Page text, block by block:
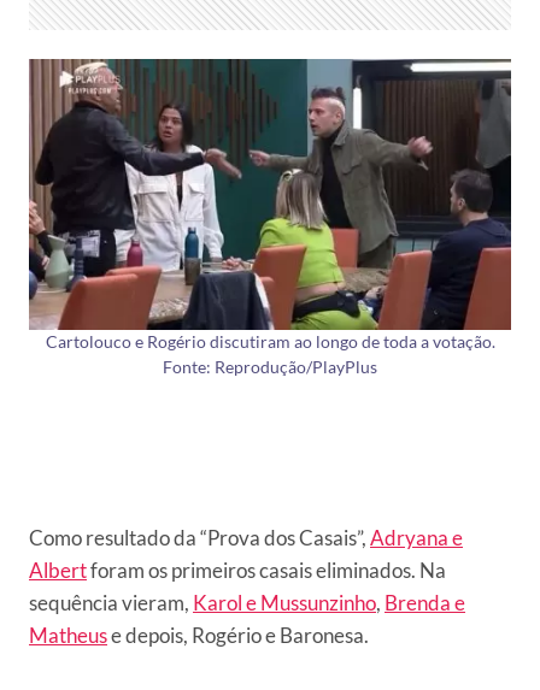
Cartolouco e Rogério discutiram ao longo de toda a votação.
Fonte: Reprodução/PlayPlus
Como resultado da “Prova dos Casais”,Adryana e
Albertforam os primeiros casais eliminados. Na
sequência vieram, Karol e Mussunzinho, Brenda e
Matheuse depois, Rogério e Baronesa.